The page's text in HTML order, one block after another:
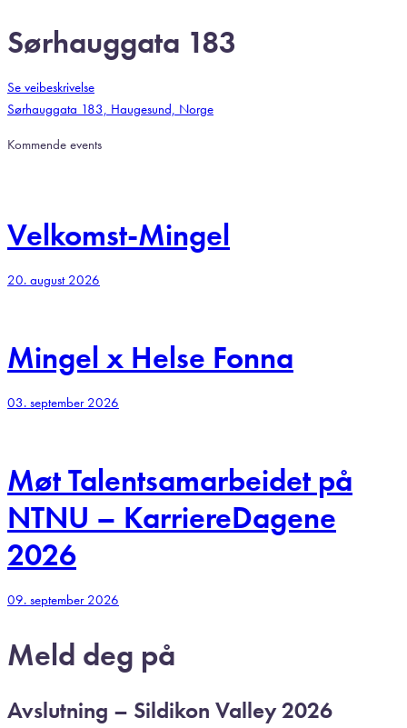
Sørhauggata 183
Se veibeskrivelse
Sørhauggata 183, Haugesund, Norge
Kommende events
Velkomst-Mingel
20. august 2026
Mingel x Helse Fonna
03. september 2026
Møt Talentsamarbeidet på
NTNU – KarriereDagene
2026
09. september 2026
Meld deg på
Avslutning – Sildikon Valley 2026